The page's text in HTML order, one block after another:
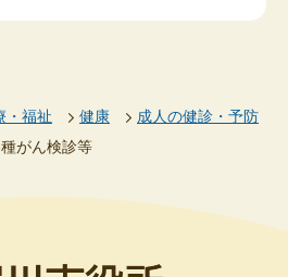
・福祉 健康
成人の健診・予防
がん検診等